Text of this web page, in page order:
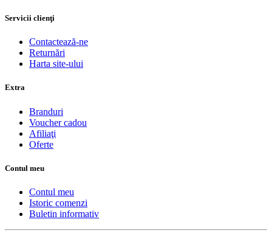
Servicii clienţi
Contactează-ne
Returnări
Harta site-ului
Extra
Branduri
Voucher cadou
Afiliaţi
Oferte
Contul meu
Contul meu
Istoric comenzi
Buletin informativ